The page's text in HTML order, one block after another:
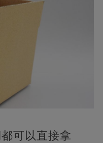
可以直接拿